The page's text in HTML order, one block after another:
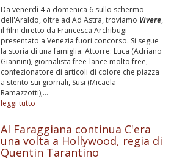
Da venerdì 4 a domenica 6 sullo schermo
dell'Araldo, oltre ad Ad Astra, troviamo Vivere,
il film diretto da Francesca Archibugi
presentato a Venezia fuori concorso. Si segue
la storia di una famiglia. Attorre: Luca (Adriano
Giannini), giornalista free-lance molto free,
confezionatore di articoli di colore che piazza
a stento sui giornali, Susi (Micaela
Ramazzotti),...
leggi tutto
Al Faraggiana continua C'era
una volta a Hollywood, regia di
Quentin Tarantino